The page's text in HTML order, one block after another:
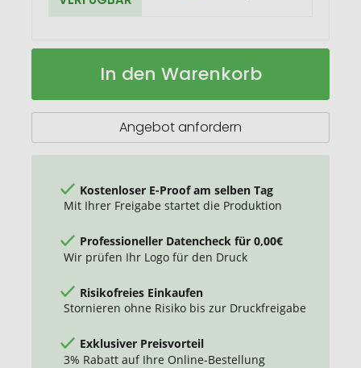
Stifteköcher
Auf
In den Warenkorb
Angebot anfordern
Kostenloser E-Proof am selben Tag
Mit Ihrer Freigabe startet die Produktion
Professioneller Datencheck für 0,00€
Wir prüfen Ihr Logo für den Druck
Risikofreies Einkaufen
Stornieren ohne Risiko bis zur Druckfreigabe
Exklusiver Preisvorteil
3% Rabatt auf Ihre Online-Bestellung